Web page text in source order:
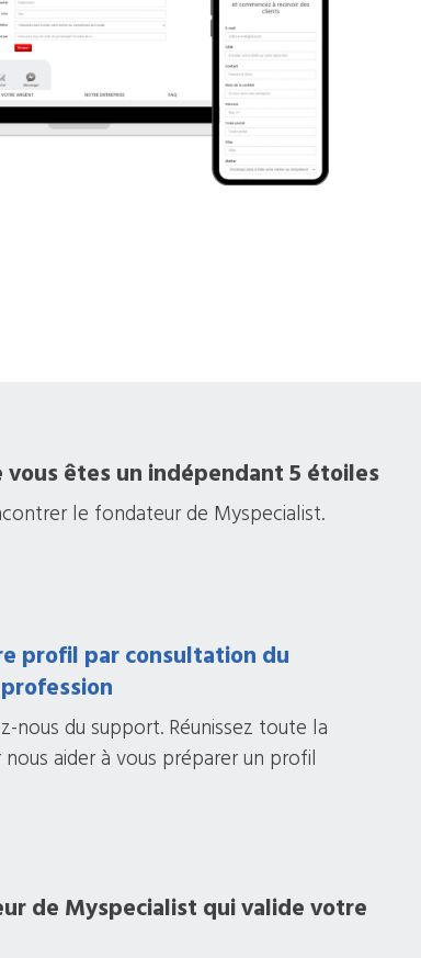
êtes un indépendant 5 étoiles
le fondateur de Myspecialist.
profil par consultation du
nous du support. Réunissez toute la
aider à vous préparer un profil
de Myspecialist qui valide votre